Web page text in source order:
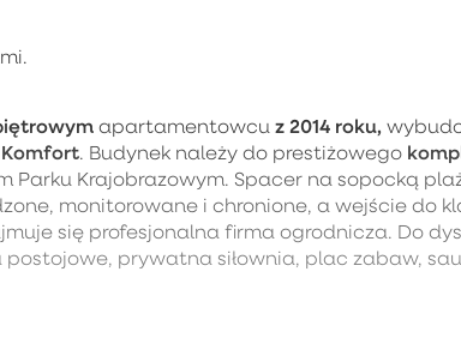
apartamentowcu z 2014 roku,
. Budynek należy do prestiżowego
Parku Krajobrazowym. Spacer na sopocką
monitorowane i chronione, a wejście do
się profesjonalna firma ogrodnicza. Do
prywatna siłownia, plac zabaw,